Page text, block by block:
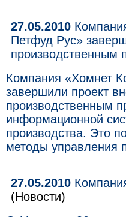
27.05.2010
Петфуд Рус»
производственным
Компания «Хомнет
завершили проект
производственным
информационной
производства. Это
методы управления
27.05.2010
(Новости)